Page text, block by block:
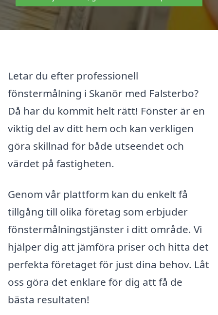
Letar du efter professionell
fönstermålning i Skanör med Falsterbo?
Då har du kommit helt rätt! Fönster är en
viktig del av ditt hem och kan verkligen
göra skillnad för både utseendet och
värdet på fastigheten.
Genom vår plattform kan du enkelt få
tillgång till olika företag som erbjuder
fönstermålningstjänster i ditt område. Vi
hjälper dig att jämföra priser och hitta det
perfekta företaget för just dina behov. Låt
oss göra det enklare för dig att få de
bästa resultaten!